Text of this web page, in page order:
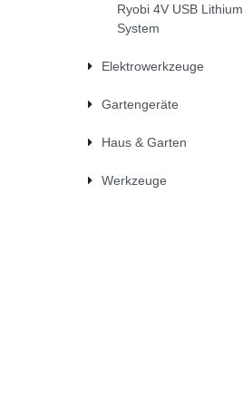
Ryobi 4V USB Lithium
System
Elektrowerkzeuge
Gartengeräte
Haus & Garten
Werkzeuge